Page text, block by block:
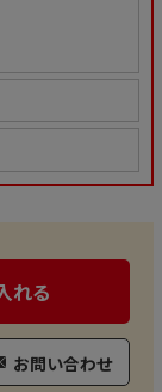
れる
お問い合わせ